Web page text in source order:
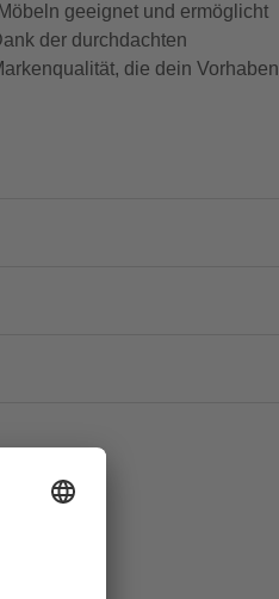
geeignet und ermöglicht
der durchdachten
die dein Vorhaben